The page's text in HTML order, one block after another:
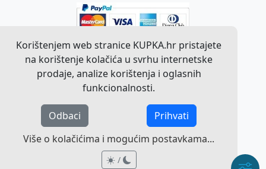
Korištenjem web stranice KUPKA.hr pristajete
na korištenje kolačića u svrhu internetske
prodaje, analize korištenja i oglasnih
funkcionalnosti.
Odbaci
Prihvati
Više o kolačićima i mogućim postavkama...
/
©2026KUPKA.hr. Sva prava pridržana.
Pravna obavijest o radu web stranice